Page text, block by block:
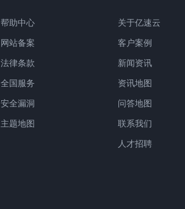
帮助中心
网站备案
法律条款
全国服务
安全漏洞
主题地图
关于亿速云
客户案例
新闻资讯
资讯地图
问答地图
联系我们
人才招聘